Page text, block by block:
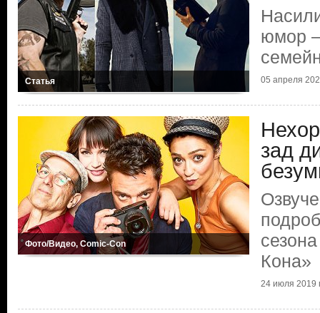
Статья
юмор
05 апреля
Фото/Видео, Comic-Con
зад
Кона»
24 июля 2019